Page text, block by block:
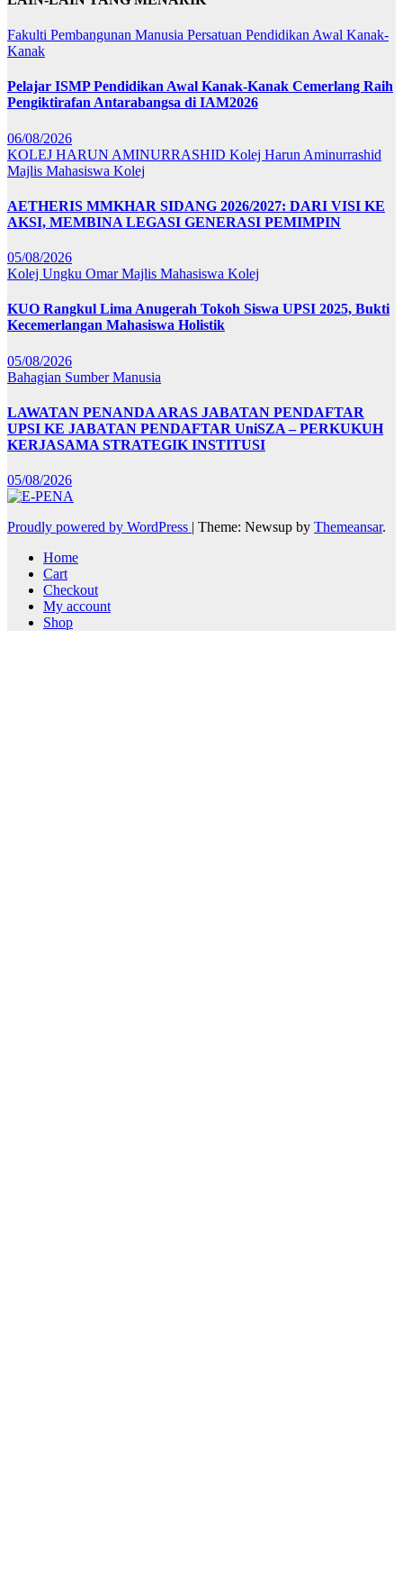
Fakulti Pembangunan Manusia Persatuan Pendidikan Awal Kanak-
Kanak
Pelajar ISMP Pendidikan Awal Kanak-Kanak Cemerlang Raih
Pengiktirafan Antarabangsa di IAM2026
06/08/2026
KOLEJ HARUN AMINURRASHID Kolej Harun Aminurrashid
Majlis Mahasiswa Kolej
AETHERIS MMKHAR SIDANG 2026/2027: DARI VISI KE
AKSI, MEMBINA LEGASI GENERASI PEMIMPIN
05/08/2026
Kolej Ungku OmarMajlis Mahasiswa Kolej
KUO Rangkul Lima Anugerah Tokoh Siswa UPSI 2025, Bukti
Kecemerlangan Mahasiswa Holistik
05/08/2026
Bahagian Sumber Manusia
LAWATAN PENANDA ARAS JABATAN PENDAFTAR
UPSI KE JABATAN PENDAFTAR UniSZA – PERKUKUH
KERJASAMA STRATEGIK INSTITUSI
05/08/2026
Proudly powered by WordPress | Theme: Newsup by Themeansar.
Home
Cart
Checkout
My account
Shop